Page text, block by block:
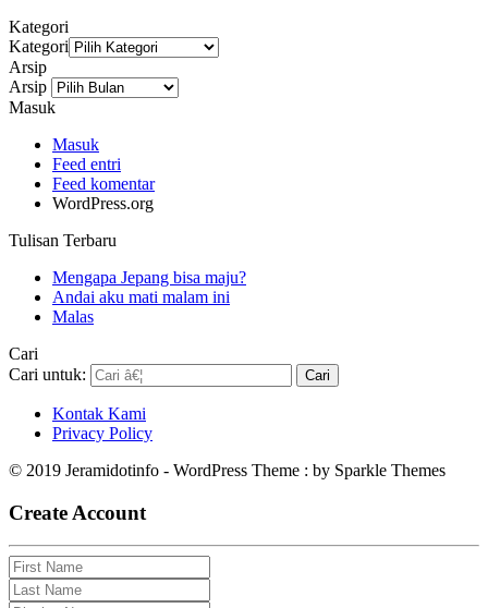
Kategori
Kategori
Arsip
Arsip
Masuk
Masuk
Feed entri
Feed komentar
WordPress.org
Tulisan Terbaru
Mengapa Jepang bisa maju?
Andai aku mati malam ini
Malas
Cari
Cari untuk:
Kontak Kami
Privacy Policy
© 2019 Jeramidotinfo - WordPress Theme : by Sparkle Themes
Create Account